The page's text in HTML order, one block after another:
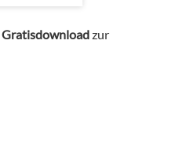
Gratisdownloadzur